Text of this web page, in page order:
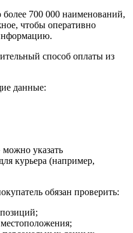
700 000 наименований,
чтобы оперативно
способ оплаты из
данные:
указать
курьера (например,
обязан проверить: